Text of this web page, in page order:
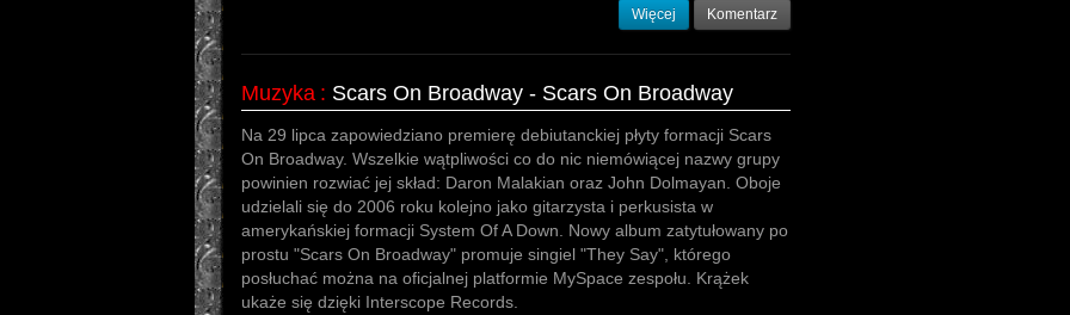
Więcej Komentarz
Muzyka : Scars On Broadway - Scars On Broadway
Na 29 lipca zapowiedziano premierę debiutanckiej płyty formacji Scars
On Broadway. Wszelkie wątpliwości co do nic niemówiącej nazwy grupy
powinien rozwiać jej skład: Daron Malakian oraz John Dolmayan. Oboje
udzielali się do 2006 roku kolejno jako gitarzysta i perkusista w
amerykańskiej formacji System Of A Down. Nowy album zatytułowany po
prostu "Scars On Broadway" promuje singiel "They Say", którego
posłuchać można na oficjalnej platformie MySpace zespołu. Krążek
ukaże się dzięki Interscope Records.